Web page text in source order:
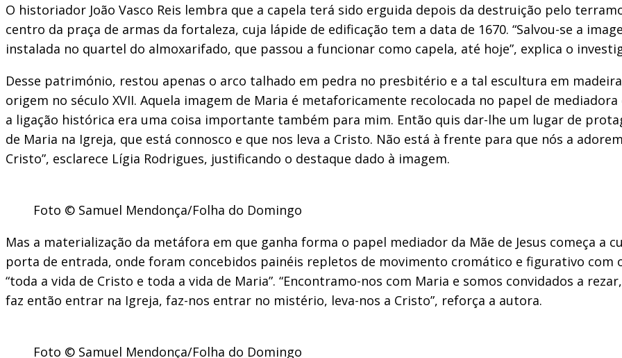
O historiador João Vasco Reis lembra que a capela terá sido erguida depois da destruição pelo
centro da praça de armas da fortaleza, cuja lápide de edificação tem a data de 1670. “Salvou-se a
instalada no quartel do almoxarifado, que passou a funcionar como capela, até hoje”, explica o
Desse património, restou apenas o arco talhado em pedra no presbitério e a tal escultura em
origem no século XVII. Aquela imagem de Maria é metaforicamente recolocada no papel de mediadora
a ligação histórica era uma coisa importante também para mim. Então quis dar-lhe um lugar de
de Maria na Igreja, que está connosco e que nos leva a Cristo. Não está à frente para que nós a
Cristo”, esclarece Lígia Rodrigues, justificando o destaque dado à imagem.
Foto © Samuel Mendonça/Folha do Domingo
Mas a materialização da metáfora em que ganha forma o papel mediador da Mãe de Jesus começa a
porta de entrada, onde foram concebidos painéis repletos de movimento cromático e figurativo com
“toda a vida de Cristo e toda a vida de Maria”. “Encontramo-nos com Maria e somos convidados a
faz então entrar na Igreja, faz-nos entrar no mistério, leva-nos a Cristo”, reforça a autora.
Foto © Samuel Mendonça/Folha do Domingo